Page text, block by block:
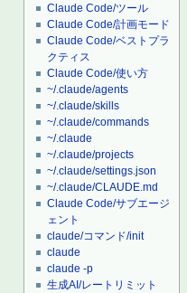
Claude Code/ツール
Claude Code/計画モード
Claude Code/ベストプラ
クティス
Claude Code/使い方
~/.claude/agents
~/.claude/skills
~/.claude/commands
~/.claude
~/.claude/projects
~/.claude/settings.json
~/.claude/CLAUDE.md
Claude Code/サブエージ
ェント
claude/コマンド/init
claude
claude -p
生成AI/レートリミット